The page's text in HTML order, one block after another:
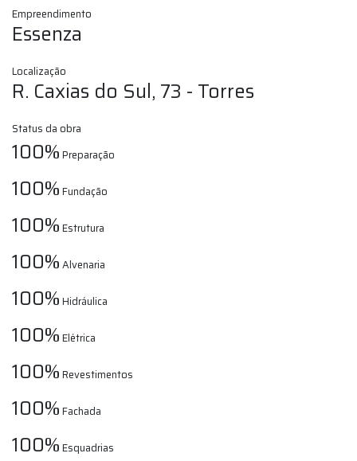
Empreendimento
Essenza
Localização
R. Caxias do Sul, 73 - Torres
Status da obra
100%Preparação
100%Fundação
100%Estrutura
100%Alvenaria
100%Hidráulica
100%Elétrica
100%Revestimentos
100%Fachada
100%Esquadrias